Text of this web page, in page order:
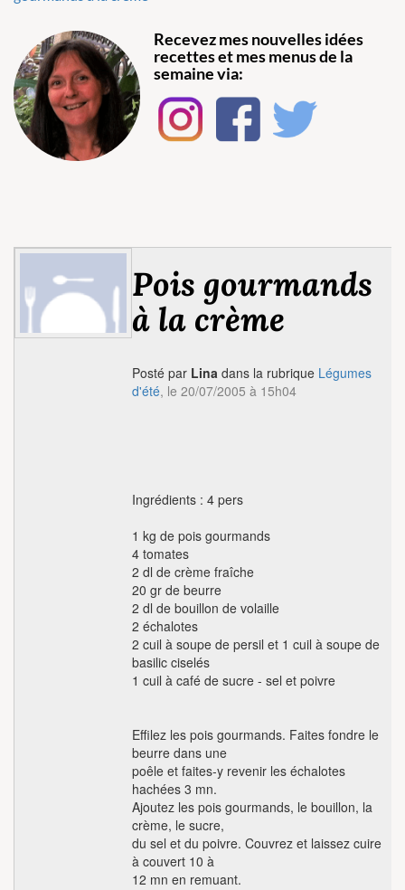
Recevez mes nouvelles idées
recettes et mes menus de la
semaine via:
Pois gourmands
à la crème
Posté par Lina dans la rubrique Légumes
d'été, le 20/07/2005 à 15h04
Ingrédients : 4 pers
1 kg de pois gourmands
4 tomates
2 dl de crème fraîche
20 gr de beurre
2 dl de bouillon de volaille
2 échalotes
2 cuil à soupe de persil et 1 cuil à soupe de
basilic ciselés
1 cuil à café de sucre - sel et poivre
Effilez les pois gourmands. Faites fondre le
beurre dans une
poêle et faites-y revenir les échalotes
hachées 3 mn.
Ajoutez les pois gourmands, le bouillon, la
crème, le sucre,
du sel et du poivre. Couvrez et laissez cuire
à couvert 10 à
12 mn en remuant.